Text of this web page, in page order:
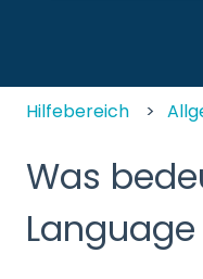
Hilfebereich
Was